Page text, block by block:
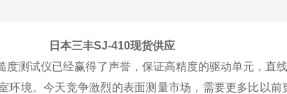
日本三丰SJ-410现货供应
度测试仪已经赢得了声誉，保证高精度的驱动单元，直
环境。今天竞争激烈的表面测量市场，需要更多比以